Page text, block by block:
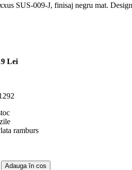
SUS-009-J, finisaj negru mat.
Lei
ramburs
Adauga în cos